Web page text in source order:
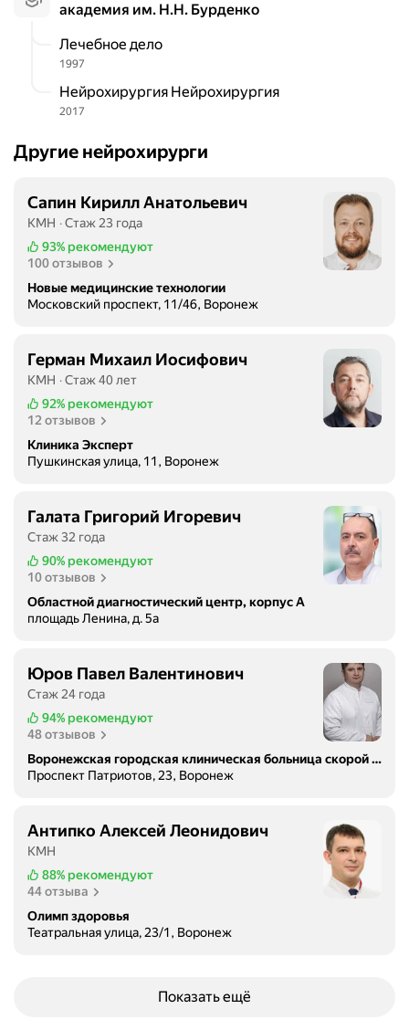
академия им. Н.Н. Бурденко
Лечебное дело
1997
Нейрохирургия Нейрохирургия
2017
Другие нейрохирурги
Сапин Кирилл Анатольевич
КМН
Стаж 23 года
93% рекомендуют
100 отзывов
Новые медицинские технологии
Московский проспект, 11/46, Воронеж
Герман Михаил Иосифович
КМН
Стаж 40 лет
92% рекомендуют
12 отзывов
Клиника Эксперт
Пушкинская улица, 11, Воронеж
Галата Григорий Игоревич
Стаж 32 года
90% рекомендуют
10 отзывов
Областной диагностический центр, корпус А
площадь Ленина, д. 5а
Юров Павел Валентинович
Стаж 24 года
94% рекомендуют
48 отзывов
Воронежская городская клиническая больница скорой медицинской помощи № 1, травмпункт
Проспект Патриотов, 23, Воронеж
Антипко Алексей Леонидович
КМН
88% рекомендуют
44 отзыва
Олимп здоровья
Театральная улица, 23/1, Воронеж
Показать ещё